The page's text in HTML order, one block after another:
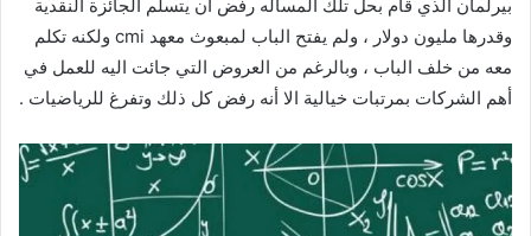
بيرلمان الذي قام بحل تلك المسأله رفض أن يتسلم الجائزة النقدية
وقدرها مليون دولار ، ولم يفتح الباب لمبعوث معهد cmi ولكنه تكلم
معه من خلف الباب ، وبالرغم من العروض التي جائت اليه للعمل في
أهم الشركات بمرتبات خيالية الا أنه رفض كل ذلك وتفرغ للرياضيات .